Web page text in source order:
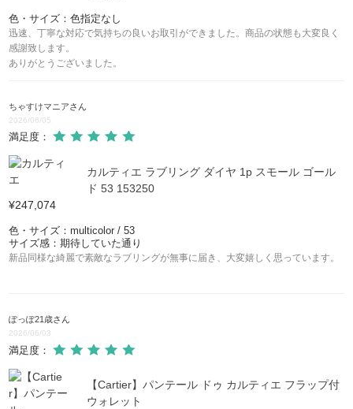
色・サイズ：色指定なし
迅速、丁寧な対応で気持ちの良いお取引ができました。商品の状態も大変良く
感謝致します。
ありがとうございました。
ちゃすけマニアさん
2026/06/05
満足度：
カルティエ ラブリング ダイヤ 1p スモール ゴール
ド 53 153250
¥247,074
色・サイズ：multicolor / 53
サイズ感：期待していた通り
新品同様な綺麗で素敵なラブリングが無事に届き、大変嬉しく思っています。
ぽっぽ21歳さん
2026/06/03
満足度：
【Cartier】パンテール ドゥ カルティエ フラップ付
ウォレット